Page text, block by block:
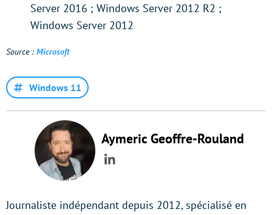
Server 2016 ; Windows Server 2012 R2 ;
Windows Server 2012
Source : Microsoft
Windows 11
Aymeric Geoffre-Rouland
LinkedIn
Journaliste indépendant depuis 2012, spécialisé en